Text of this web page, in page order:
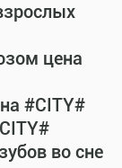
цена
#CITY#
во сне